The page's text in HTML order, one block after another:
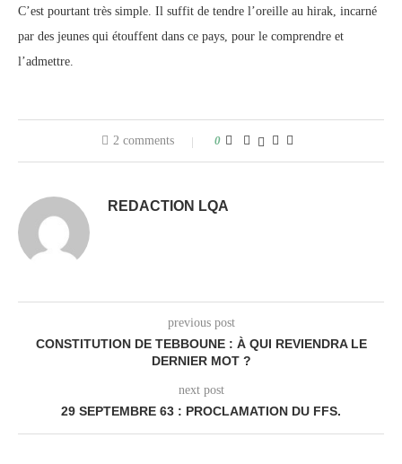
C’est pourtant très simple. Il suffit de tendre l’oreille au hirak, incarné
par des jeunes qui étouffent dans ce pays, pour le comprendre et
l’admettre.
2 comments 0
REDACTION LQA
previous post
CONSTITUTION DE TEBBOUNE : À QUI REVIENDRA LE
DERNIER MOT ?
next post
29 SEPTEMBRE 63 : PROCLAMATION DU FFS.